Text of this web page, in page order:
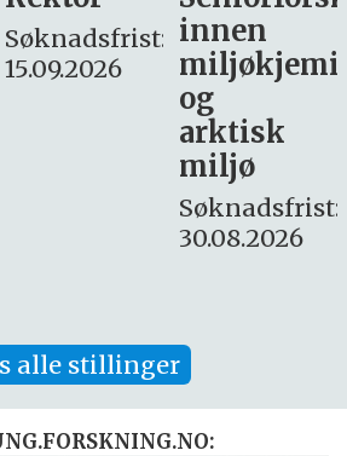
innen
miljøkjemi
søker
– fast
Søknadsfrist:
16. august.
alle stillinger